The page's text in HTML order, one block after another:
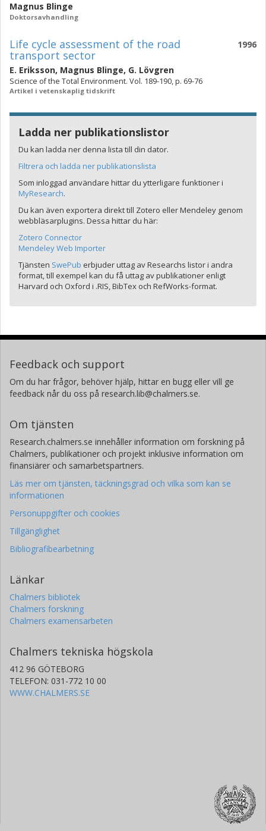
Magnus Blinge
Doktorsavhandling
1996
Life cycle assessment of the road
transport sector
E. Eriksson, Magnus Blinge, G. Lövgren
Science of the Total Environment. Vol. 189-190, p. 69-76
Artikel i vetenskaplig tidskrift
Ladda ner publikationslistor
Du kan ladda ner denna lista till din dator.
Filtrera och ladda ner publikationslista
Som inloggad användare hittar du ytterligare funktioner i
MyResearch.
Du kan även exportera direkt till Zotero eller Mendeley genom
webbläsarplugins. Dessa hittar du här:
Zotero Connector
Mendeley Web Importer
Tjänsten SwePub erbjuder uttag av Researchs listor i andra
format, till exempel kan du få uttag av publikationer enligt
Harvard och Oxford i .RIS, BibTex och RefWorks-format.
Feedback och support
Om du har frågor, behöver hjälp, hittar en bugg eller vill ge
feedback når du oss på research.lib@chalmers.se.
Om tjänsten
Research.chalmers.se innehåller information om forskning på
Chalmers, publikationer och projekt inklusive information om
finansiärer och samarbetspartners.
Läs mer om tjänsten, täckningsgrad och vilka som kan se
informationen
Personuppgifter och cookies
Tillgänglighet
Bibliografibearbetning
Länkar
Chalmers bibliotek
Chalmers forskning
Chalmers examensarbeten
Chalmers tekniska högskola
412 96 GÖTEBORG
TELEFON: 031-772 10 00
WWW.CHALMERS.SE